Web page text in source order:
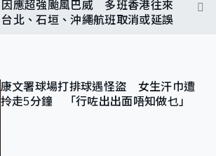
因應超強颱風巴威 多班香港往來
台北、石垣、沖繩航班取消或延誤
康文署球場打排球遇怪盜 女生汗巾遭
拎走5分鐘 「行咗出出面唔知做乜」